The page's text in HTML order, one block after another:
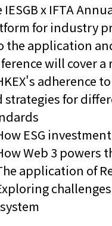
推荐表格
IESGB x IFTA
for industry
the application
will cover
adherence
strategies for
ESG
Web 3 powers
application of